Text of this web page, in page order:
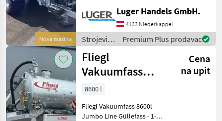
Nova mašina
21000kg - Untenanhängung
mit Kugelkopf K80 -
Deichselfederung inkl.
Fasskippzyl
Luger Handels GmbH.
4133 Niederkappel
Strojevi
za
đubrenje,
gnojenje i
navodnjavanje
/ Fliegl
Premium Plus prodavac
Fliegl
Vakuumfass
8600l Jumbo
Line Güllefass
Cena
na upit
8600 l
Fliegl Vakuumfass 8600l
Jumbo Line Güllefass - 1-